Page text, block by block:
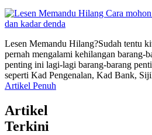
Lesen Memandu Hilang?Sudah tentu
pernah mengalami kehilangan barang-
penting ini lagi-lagi barang-barang
seperti Kad Pengenalan, Kad Bank,
Artikel Penuh
Artikel
Terkini